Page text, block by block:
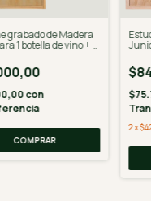
grabado de Madera
1 botella de vino + 1
con
COMPRAR
2x